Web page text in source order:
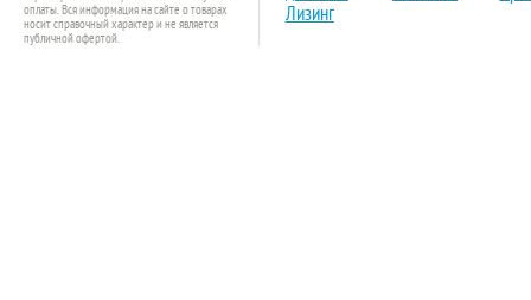
оплаты. Вся информация на сайте о товарах
носит справочный характер и не является
публичной офертой.
Лизинг